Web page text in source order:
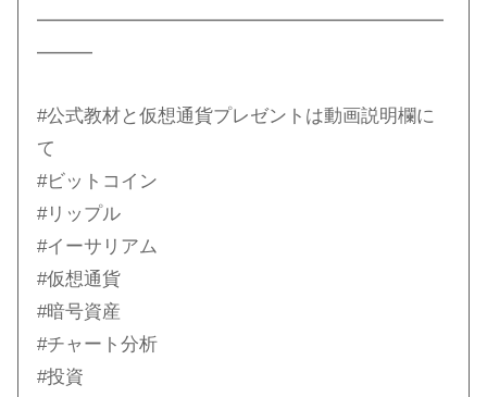
━━━━━━━━━━━━━━━━━━━━━━
━━━
#公式教材と仮想通貨プレゼントは動画説明欄に
て​
#ビットコイン​
#リップル​
#イーサリアム​
#仮想通貨​
#暗号資産
#チャート分析​
#投資​